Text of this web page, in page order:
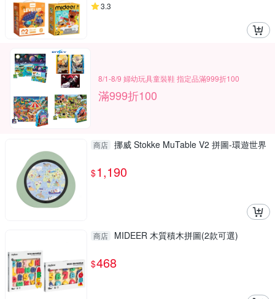
3.3
8/1-8/9 婦幼玩具童裝鞋 指定品滿999折100
滿999折100
商店 挪威 Stokke MuTable V2 拼圖-環遊世界
$1,190
商店 MIDEER 木質積木拼圖(2款可選)
$468